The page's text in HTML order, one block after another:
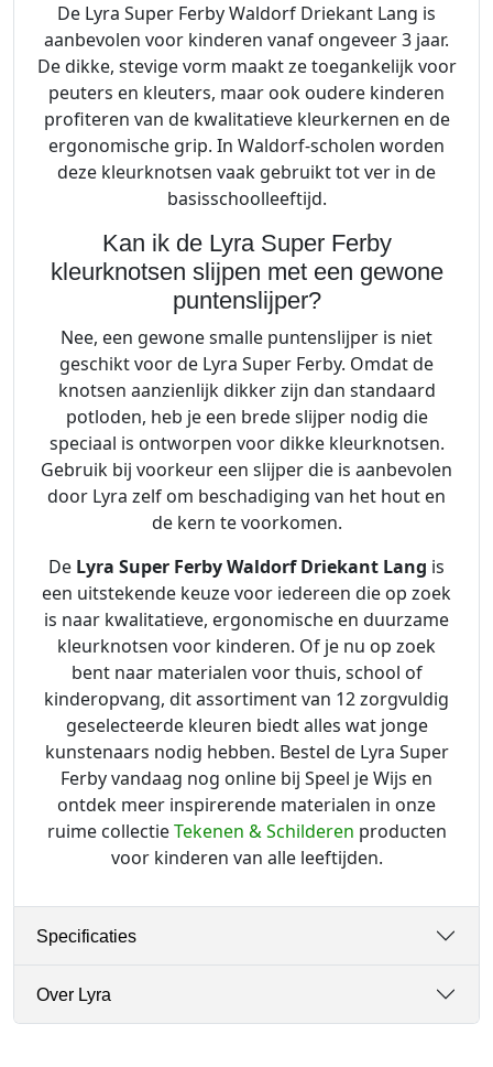
De Lyra Super Ferby Waldorf Driekant Lang is
aanbevolen voor kinderen vanaf ongeveer 3 jaar.
De dikke, stevige vorm maakt ze toegankelijk voor
peuters en kleuters, maar ook oudere kinderen
profiteren van de kwalitatieve kleurkernen en de
ergonomische grip. In Waldorf-scholen worden
deze kleurknotsen vaak gebruikt tot ver in de
basisschoolleeftijd.
Kan ik de Lyra Super Ferby
kleurknotsen slijpen met een gewone
puntenslijper?
Nee, een gewone smalle puntenslijper is niet
geschikt voor de Lyra Super Ferby. Omdat de
knotsen aanzienlijk dikker zijn dan standaard
potloden, heb je een brede slijper nodig die
speciaal is ontworpen voor dikke kleurknotsen.
Gebruik bij voorkeur een slijper die is aanbevolen
door Lyra zelf om beschadiging van het hout en
de kern te voorkomen.
De Lyra Super Ferby Waldorf Driekant Lang is
een uitstekende keuze voor iedereen die op zoek
is naar kwalitatieve, ergonomische en duurzame
kleurknotsen voor kinderen. Of je nu op zoek
bent naar materialen voor thuis, school of
kinderopvang, dit assortiment van 12 zorgvuldig
geselecteerde kleuren biedt alles wat jonge
kunstenaars nodig hebben. Bestel de Lyra Super
Ferby vandaag nog online bij Speel je Wijs en
ontdek meer inspirerende materialen in onze
ruime collectieTekenen & Schilderen producten
voor kinderen van alle leeftijden.
Specificaties
Over Lyra